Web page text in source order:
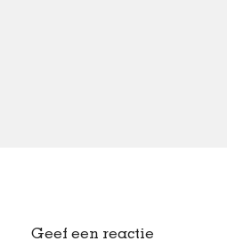
Geef een reactie